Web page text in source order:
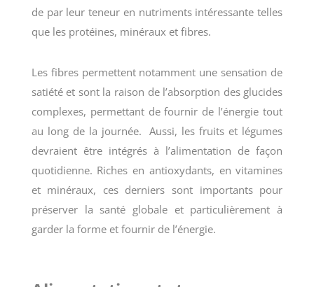
de par leur teneur en nutriments intéressante telles
que les protéines, minéraux et fibres.
Les fibres permettent notamment une sensation de
satiété et sont la raison de l’absorption des glucides
complexes, permettant de fournir de l’énergie tout
au long de la journée.Aussi, les fruits et légumes
devraient être intégrés à l’alimentation de façon
quotidienne. Riches en antioxydants, en vitamines
et minéraux, ces derniers sont importants pour
préserver la santé globale et particulièrement à
garder la forme et fournir de l’énergie.